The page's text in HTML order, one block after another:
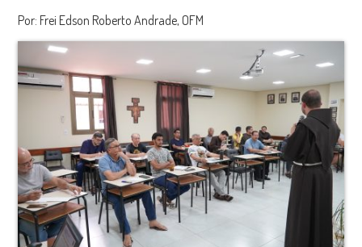
Por: Frei Edson Roberto Andrade, OFM